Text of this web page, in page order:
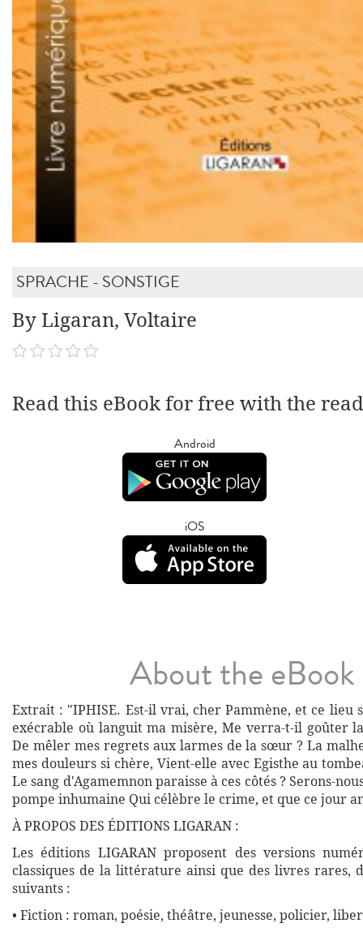
SPRACHE - SONSTIGE
By Ligaran, Voltaire
Read this eBook for free with the
Android
iOS
About the eBook
Extrait : "IPHISE. Est-il vrai, cher Pammène, et ce lieu
exécrable où languit ma misère, Me verra-t-il goûter
De mêler mes regrets aux larmes de la sœur ? La
mes douleurs si chère, Vient-elle avec Egisthe au
Le sang d'Agamemnon paraisse à ces côtés ? Serons-
pompe inhumaine Qui célèbre le crime, et que ce jour
À PROPOS DES ÉDITIONS LIGARAN :
Les éditions LIGARAN proposent des versions
classiques de la littérature ainsi que des livres rares,
suivants :
• Fiction : roman, poésie, théâtre, jeunesse, policier,